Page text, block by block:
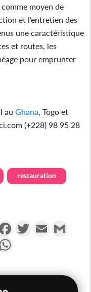
moyen de
et l’entretien des
une caractéristique
et routes, les
pour emprunter
auGhana , Togo et
(+228) 98 95 28
restauration
FacebookTwitterEmail
Messenger